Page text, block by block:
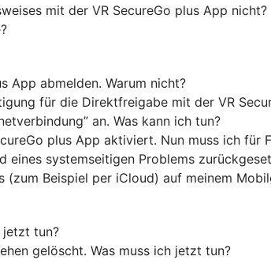
mit der VR SecureGo plus App nicht?
App abmelden. Warum nicht?
für die Direktfreigabe mit der VR
an. Was kann ich tun?
plus App aktiviert. Nun muss ich
eines systemseitigen Problems
(zum Beispiel per iCloud) auf meinem
jetzt tun?
gelöscht. Was muss ich jetzt tun?